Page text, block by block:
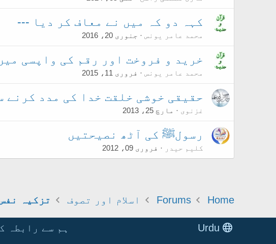
کہہ دو کہ میں نے معاف کر دیا ---
محمد عامر یونس جنوری 20، 2016
خرید و فروخت اور رقم کی واپسی
محمد عامر یونس فروری 11، 2015
حقیقی خوشی خلقت خدا کی مدد کرنے
غزنوی مارچ 25، 2013
رسولﷺ کی آٹھ نصیحتیں
کلیم حیدر فروری 09، 2012
Home
Forums اسلام اور تصوف تزکیہ
ہم سے رابطہ